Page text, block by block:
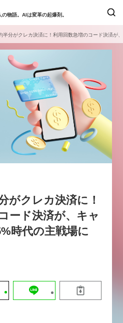
の物語。AIは変革の起爆剤。
ニュース
日本オムニチャネル協会
ップページ
動画
イトマップ
い合わせ
護法について
用情報
検索
定のセミナー
8/6開催】AIエージェント時
、日本企業は何から始めるべき
ら学ぶ〜
12開催】「イノベーションを
化する」～投資される事業の
半分がクレカ決済に！利用回数急増のコード決済が
がクレカ決済に！
ード決済が、キャ
時代の主戦場に